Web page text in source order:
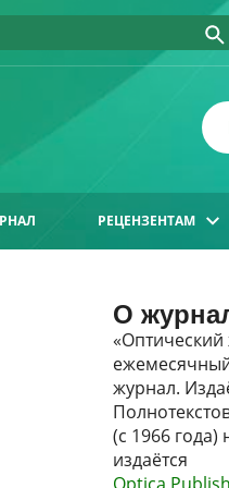
РЕЦЕНЗЕНТАМ
О
журнал.
(с 1966 года)
издаётся